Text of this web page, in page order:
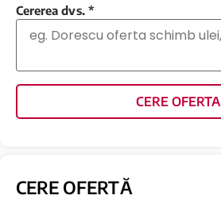
Cererea dvs. *
CERE OFERTA
CERE OFERTĂ